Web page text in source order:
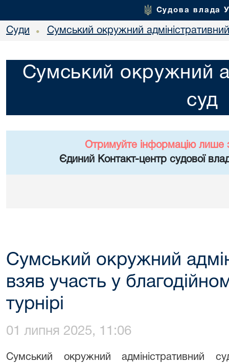
Судова влада
Суди • Сумський окружний
Сумський окружний
суд
Отримуйте інформацію лише
Єдиний Контакт-центр судової
Сумський окружний
взяв участь у
турнірі
01 липня 2025, 11:06
Сумський окружний адміністративний